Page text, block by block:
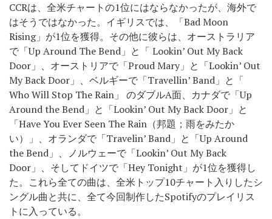
CCRは、全米チャートの1位にはならなかったが、海外で
はそうではなかった。イギリスでは、「Bad Moon
Rising」が1位を獲得。その他に彼らは、オーストラリア
で「Up Around The Bend」と「 Lookin’ Out My Back
Door」、オーストリアで「Proud Mary」と「Lookin’ Out
My Back Door」、ベルギーで「Travellin’ Band」と「
Who Will Stop The Rain」 のダブルA面、カナダで「Up
Around the Bend」と「Lookin’ Out My Back Door」と
「Have You Ever Seen The Rain（邦題；雨をみたか
い）」、オランダで「Travelin’ Band」と「Up Around
the Bend」、ノルウェーで「Lookin’ Out My Back
Door」、そしてドイツで「Hey Tonight」が1位を獲得し
た。これら全ての曲は、全米トップ10チャート入りしたシ
ングル曲と共に、全て今回制作したSpotifyのプレイリス
トに入っている。